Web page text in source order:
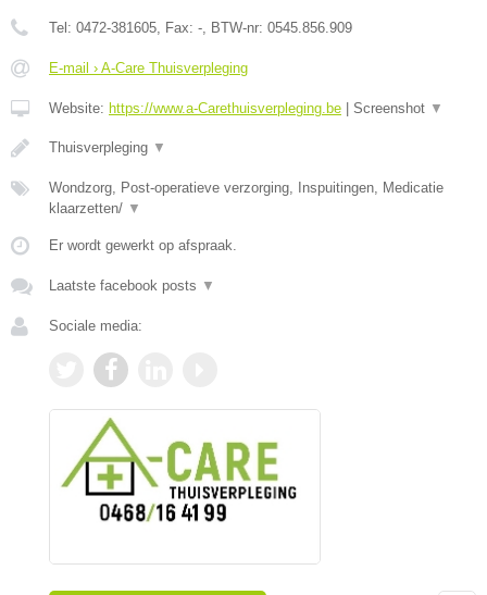
Tel: 0472-381605 , Fax: - , BTW-nr: 0545.856.909
E-mail › A-Care Thuisverpleging
Website: https://www.a-Carethuisverpleging.be | Screenshot ▼
Thuisverpleging ▼
Wondzorg, Post-operatieve verzorging, Inspuitingen, Medicatie
klaarzetten/ ▼
Er wordt gewerkt op afspraak.
Laatste facebook posts ▼
Sociale media: